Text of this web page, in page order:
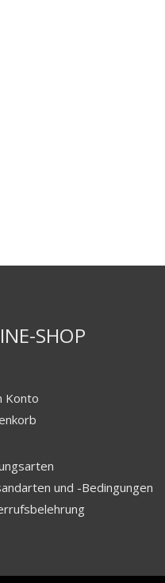
SHOP
Konto
und -Bedingungen